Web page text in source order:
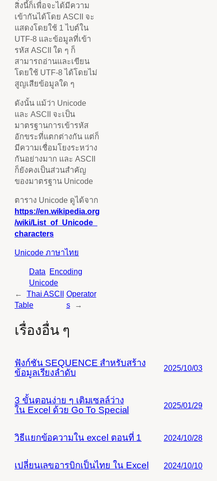
สิ่งนี้ก็เพื่อจะได้มีความ
เข้ากันได้โดย ASCII จะ
แสดงโดยใช้ 1 ไบต์ใน
UTF-8 และข้อมูลที่เข้า
รหัส ASCII ใด ๆ ก็
สามารถอ่านและเขียน
โดยใช้ UTF-8 ได้โดยไม่
สูญเสียข้อมูลใด ๆ
ดังนั้น แม้ว่า Unicode
และ ASCII จะเป็น
มาตรฐานการเข้ารหัส
อักขระที่แตกต่างกัน แต่ก็
มีความเชื่อมโยงระหว่าง
กันอย่างมาก และ ASCII
ก็ยังคงเป็นส่วนสำคัญ
ของมาตรฐาน Unicode
ตาราง Unicode ดูได้จาก
https://en.wikipedia.org
/wiki/List_of_Unicode_
characters
Unicode ภาษาไทย
Data
Encoding
Unicode
←
Thai ASCII
Table
Operator
s
→
เรื่องอื่น ๆ
ฟังก์ชัน SEQUENCE สำหรับสร้าง
ข้อมูลเรียงลำดับ
2025/10/03
3 ขั้นตอนง่าย ๆ เติมเซลล์ว่าง
ใน Excel ด้วย Go To Special
2025/01/29
วิธีแยกข้อความใน excel ตอนที่ 1 2024/10/28
เปลี่ยนเลขอารบิกเป็นไทย ใน Excel 2024/10/10